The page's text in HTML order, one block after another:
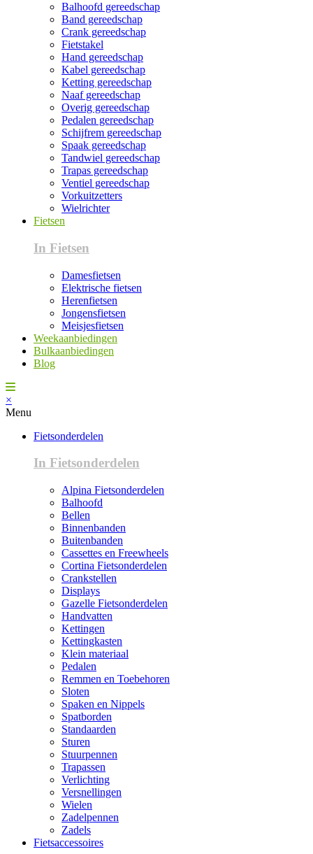
Balhoofd gereedschap
Band gereedschap
Crank gereedschap
Fietstakel
Hand gereedschap
Kabel gereedschap
Ketting gereedschap
Naaf gereedschap
Overig gereedschap
Pedalen gereedschap
Schijfrem gereedschap
Spaak gereedschap
Tandwiel gereedschap
Trapas gereedschap
Ventiel gereedschap
Vorkuitzetters
Wielrichter
Fietsen
In Fietsen
Damesfietsen
Elektrische fietsen
Herenfietsen
Jongensfietsen
Meisjesfietsen
Weekaanbiedingen
Bulkaanbiedingen
Blog
×
Menu
Fietsonderdelen
In Fietsonderdelen
Alpina Fietsonderdelen
Balhoofd
Bellen
Binnenbanden
Buitenbanden
Cassettes en Freewheels
Cortina Fietsonderdelen
Crankstellen
Displays
Gazelle Fietsonderdelen
Handvatten
Kettingen
Kettingkasten
Klein materiaal
Pedalen
Remmen en Toebehoren
Sloten
Spaken en Nippels
Spatborden
Standaarden
Sturen
Stuurpennen
Trapassen
Verlichting
Versnellingen
Wielen
Zadelpennen
Zadels
Fietsaccessoires